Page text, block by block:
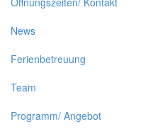
News
Ferienbetreuung
Team
Programm/ Angebot